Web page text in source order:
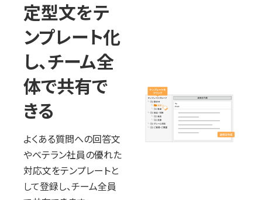
定型文をテ
ンプレート化
し、チーム全
体で共有で
きる
よくある質問への回答文
やベテラン社員の優れた
対応文をテンプレートと
して登録し、チーム全員